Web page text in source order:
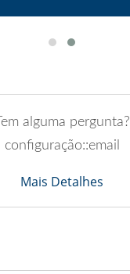
Tem alguma pergunta?
configuração::email
Mais Detalhes